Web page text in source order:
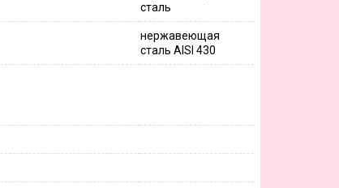
сталь
нержавеющая
сталь AISI 430